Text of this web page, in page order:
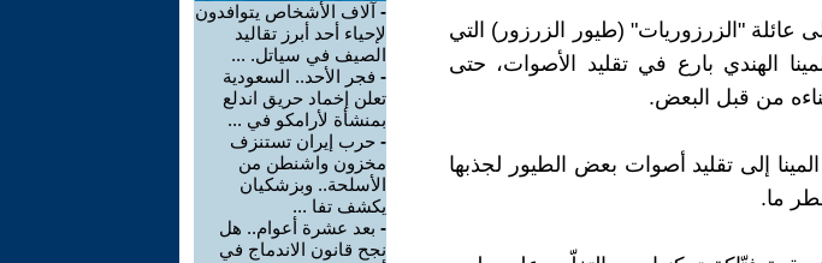
عائلة "الزرزوريات" (طيور الزرزور) التي
الهندي بارع في تقليد الأصوات، حتى
من قبل البعض.
إلى تقليد أصوات بعض الطيور لجذبها
ما.
- آلاف الأشخاص يتوافدون
لإحياء أحد أبرز تقاليد
الصيف في سياتل. ...
- فجر الأحد.. السعودية
تعلن إخماد حريق اندلع
بمنشأة لأرامكو في ...
- حرب إيران تستنزف
مخزون واشنطن من
الأسلحة.. وبزشكيان
يكشف تفا ...
- بعد عشرة أعوام.. هل
نجح قانون الاندماج في